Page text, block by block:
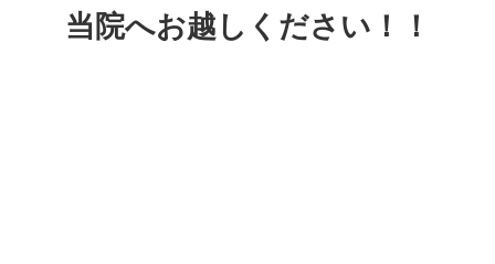
当院へお越しください！！